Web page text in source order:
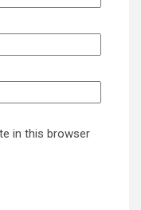
in this browser